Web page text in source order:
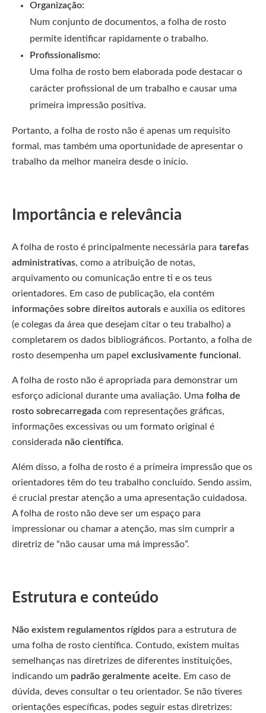
Organização:
Num conjunto de documentos, a folha de rosto
permite identificar rapidamente o trabalho.
Profissionalismo:
Uma folha de rosto bem elaborada pode destacar o
carácter profissional de um trabalho e causar uma
primeira impressão positiva.
Portanto, a folha de rosto não é apenas um requisito
formal, mas também uma oportunidade de apresentar o
trabalho da melhor maneira desde o início.
Importância e relevância
A folha de rosto é principalmente necessária para tarefas
administrativas, como a atribuição de notas,
arquivamento ou comunicação entre ti e os teus
orientadores. Em caso de publicação, ela contém
informações sobre direitos autorais e auxilia os editores
(e colegas da área que desejam citar o teu trabalho) a
completarem os dados bibliográficos. Portanto, a folha de
rosto desempenha um papel exclusivamente funcional .
A folha de rosto não é apropriada para demonstrar um
esforço adicional durante uma avaliação. Uma folha de
rosto sobrecarregada com representações gráficas,
informações excessivas ou um formato original é
considerada não científica.
Além disso, a folha de rosto é a primeira impressão que os
orientadores têm do teu trabalho concluído. Sendo assim,
é crucial prestar atenção a uma apresentação cuidadosa.
A folha de rosto não deve ser um espaço para
impressionar ou chamar a atenção, mas sim cumprir a
diretriz de “não causar uma má impressão”.
Estrutura e conteúdo
Não existem regulamentos rígidos para a estrutura de
uma folha de rosto científica. Contudo, existem muitas
semelhanças nas diretrizes de diferentes instituições,
indicando um padrão geralmente aceite. Em caso de
dúvida, deves consultar o teu orientador. Se não tiveres
orientações específicas, podes seguir estas diretrizes: